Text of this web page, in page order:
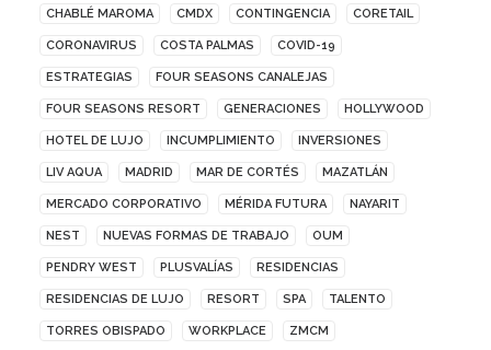
CHABLÉ MAROMA CMDX CONTINGENCIA CORETAIL
CORONAVIRUS COSTA PALMAS COVID-19
ESTRATEGIAS FOUR SEASONS CANALEJAS
FOUR SEASONS RESORT GENERACIONES HOLLYWOOD
HOTEL DE LUJO INCUMPLIMIENTO INVERSIONES
LIV AQUA MADRID MAR DE CORTÉS MAZATLÁN
MERCADO CORPORATIVO MÉRIDA FUTURA NAYARIT
NEST NUEVAS FORMAS DE TRABAJO OUM
PENDRY WEST PLUSVALÍAS RESIDENCIAS
RESIDENCIAS DE LUJO RESORT SPA TALENTO
TORRES OBISPADO WORKPLACE ZMCM